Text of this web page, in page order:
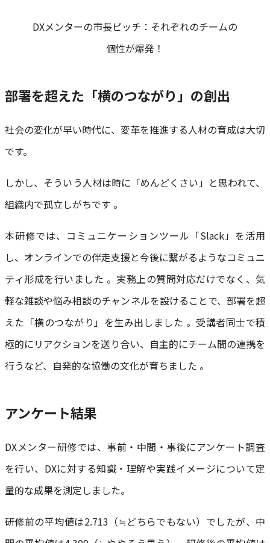
DXメンターの市長ピッチ：それぞれのチームの
個性が爆発！
部署を超えた「横のつながり」の創出
社会の変化が早い時代に、変革を推進する人材の育成は大切
です。
しかし、そういう人材は時に「めんどくさい」と思われて、
組織内で孤立しがちです 。
本研修では、コミュニケーションツール「Slack」を活用
し、オンラインでの伴走支援と今後に繋がるようなコミュニ
ティ形成を行いました 。実務上の質問対応だけでなく、気
軽な雑談や悩み相談のチャンネルを設けることで、部署を超
えた「横のつながり」を生み出しました 。受講者同士で積
極的にリアクションを送り合い、自主的にチーム間の連携を
行うなど、自発的な協働の文化が育ちました 。
アンケート結果
DXメンター研修では、事前・中間・事後にアンケート調査
を行い、DXに対する知識・理解や実践イメージについて定
量的な成果を測定しました。
研修前の平均値は2.713（≒どちらでもない）でしたが、中